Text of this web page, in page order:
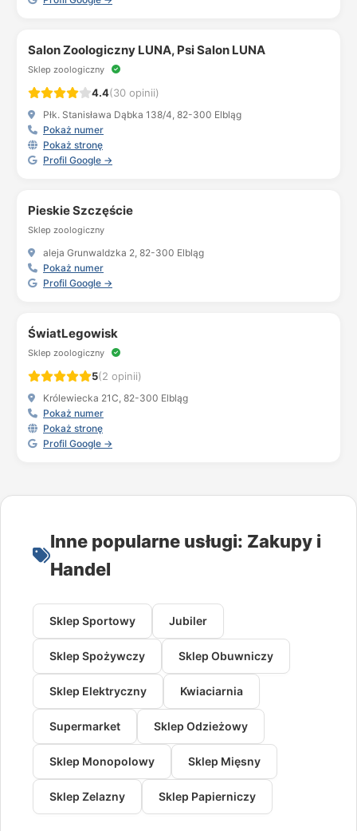
Salon Zoologiczny LUNA, Psi Salon LUNA
Sklep zoologiczny
4.4(30 opinii)
Płk. Stanisława Dąbka 138/4, 82-300 Elbląg
Pokaż numer
Pokaż stronę
Profil Google →
Pieskie Szczęście
Sklep zoologiczny
aleja Grunwaldzka 2, 82-300 Elbląg
Pokaż numer
Profil Google →
ŚwiatLegowisk
Sklep zoologiczny
5(2 opinii)
Królewiecka 21C, 82-300 Elbląg
Pokaż numer
Pokaż stronę
Profil Google →
Inne popularne usługi: Zakupy i
Handel
Sklep Sportowy Jubiler
Sklep Spożywczy Sklep Obuwniczy
Sklep Elektryczny Kwiaciarnia
Supermarket Sklep Odzieżowy
Sklep Monopolowy Sklep Mięsny
Sklep Zelazny Sklep Papierniczy